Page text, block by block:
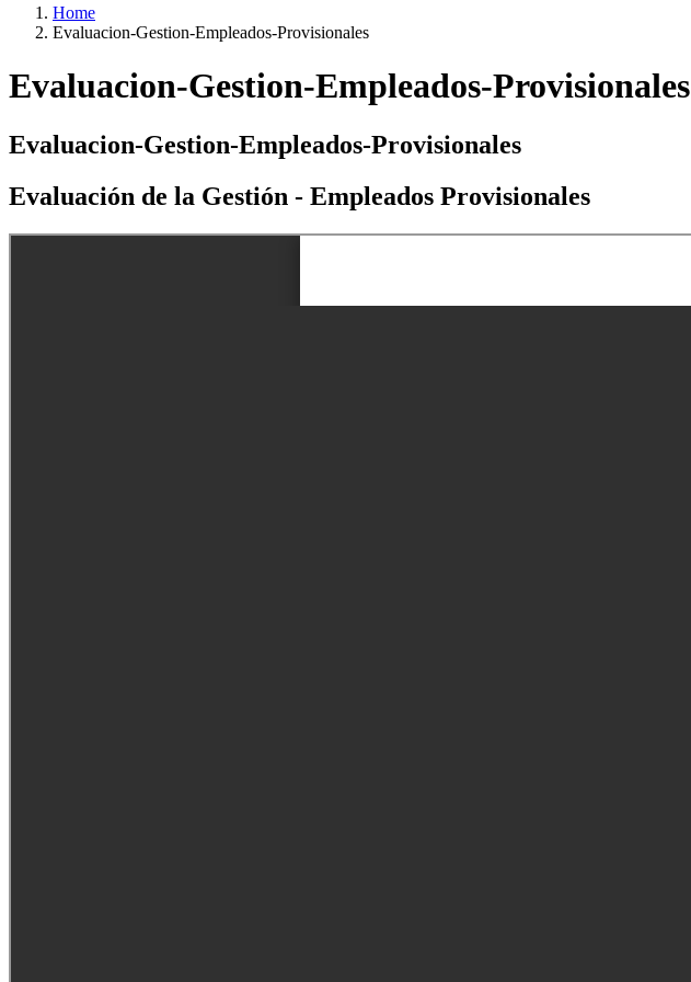
Home
Evaluacion-Gestion-Empleados-Provisionales
Evaluacion-Gestion-Empleados-Provisionales
Evaluacion-Gestion-Empleados-Provisionales
Evaluación de la Gestión - Empleados Provisionales